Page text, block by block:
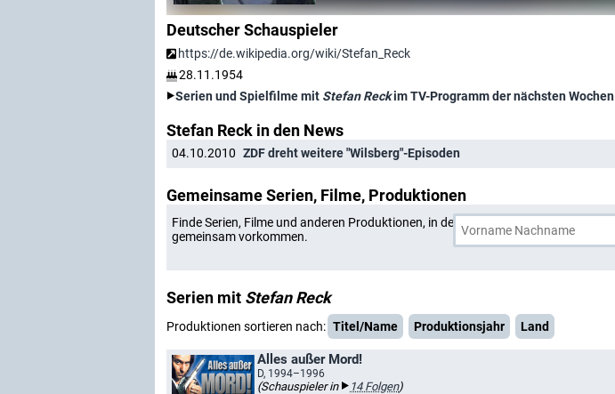
Deutscher Schauspieler
https://de.wikipedia.org/wiki/Stefan_Reck
28.11.1954
Serien und Spielfilme mit Stefan Reckim TV-Programm der nächsten Wochen
Stefan Reck in den News
04.10.2010 ZDF dreht weitere "Wilsberg"-Episoden
Gemeinsame Serien, Filme, Produktionen
Finde Serien, Filme und anderen Produktionen, in denen Stefan Reck
gemeinsam vorkommen.
Serien mit Stefan Reck
Produktionen sortieren nach: Titel/Name Produktionsjahr Land
Alles außer Mord!
D, 1994–1996
(Schauspieler in 14 Folgen)